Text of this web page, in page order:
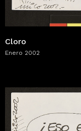
Cloro
Enero 2002